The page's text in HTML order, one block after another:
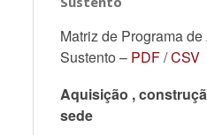
Matriz de Programa
Sustento – PDF/CSV
Aquisição ,
sede